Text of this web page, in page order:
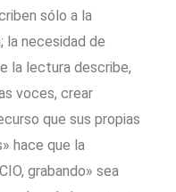
sólo a la
la necesidad de
la lectura describe,
voces, crear
que sus propias
hace que la
grabando» sea